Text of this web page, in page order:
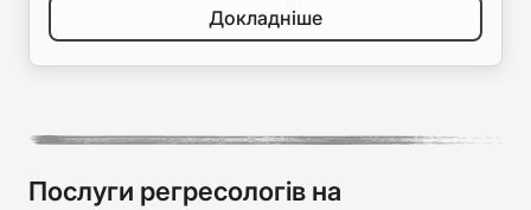
Докладніше
Послуги регресологів на